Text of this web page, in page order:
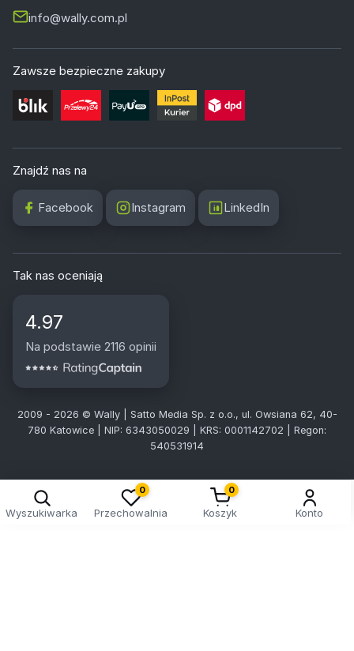
info@wally.com.pl
Zawsze bezpieczne zakupy
Znajdź nas na
Facebook Instagram LinkedIn
Tak nas oceniają
4.97
Na podstawie 2116 opinii
2009 - 2026 © Wally | Satto Media Sp. z o.o., ul. Owsiana 62, 40-
780 Katowice | NIP: 6343050029 | KRS: 0001142702 | Regon:
540531914
Wyszukiwarka
0
Przechowalnia
0
Koszyk Konto